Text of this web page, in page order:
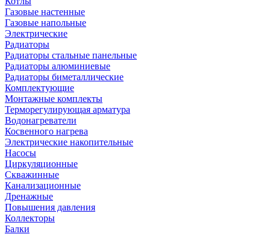
Газовые настенные
Газовые напольные
Электрические
Радиаторы
Радиаторы стальные панельные
Радиаторы алюминиевые
Радиаторы биметаллические
Комплектующие
Монтажные комплекты
Терморегулирующая арматура
Водонагреватели
Косвенного нагрева
Электрические накопительные
Насосы
Циркуляционные
Скважинные
Канализационные
Дренажные
Повышения давления
Коллекторы
Балки